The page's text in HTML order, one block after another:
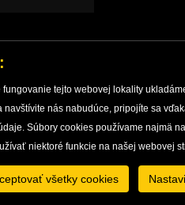
JASKÝŇ VÝSKUM, MONITORING
Správa slovenských
Copyright ©
Správa
tejto webovej lokality
navštívite nás nabudúce, pripojíte sa
Súbory cookies používame najmä
niektoré funkcie na našej webovej
všetky cookies